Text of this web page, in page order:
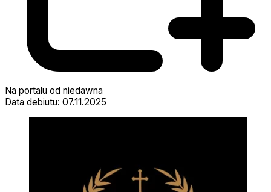
Na portalu od niedawna
Data debiutu: 07.11.2025